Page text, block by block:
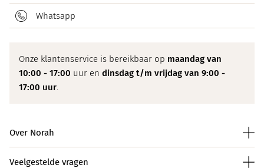
Whatsapp
Onze klantenservice is bereikbaar op maandag van
10:00 - 17:00 uur en dinsdag t/m vrijdag van 9:00 -
17:00 uur.
Over Norah
Veelgestelde vragen